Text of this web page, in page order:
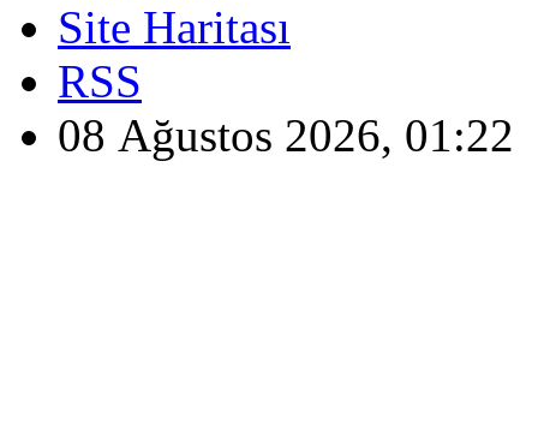
Site Haritası
RSS
08 Ağustos 2026, 01:22